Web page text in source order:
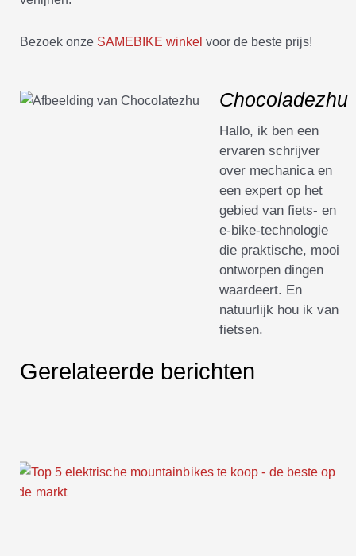
Bezoek onze SAMEBIKE winkel voor de beste prijs!
Chocoladezhu
Hallo, ik ben een
ervaren schrijver
over mechanica en
een expert op het
gebied van fiets- en
e-bike-technologie
die praktische, mooi
ontworpen dingen
waardeert. En
natuurlijk hou ik van
fietsen.
Gerelateerde berichten